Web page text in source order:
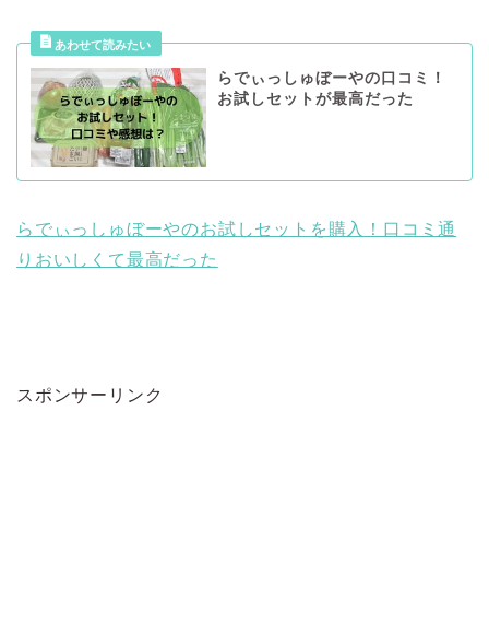
らでぃっしゅぼーやの口コミ！
お試しセットが最高だった
らでぃっしゅぼーやのお試しセットを購入！口コミ通
りおいしくて最高だった
スポンサーリンク